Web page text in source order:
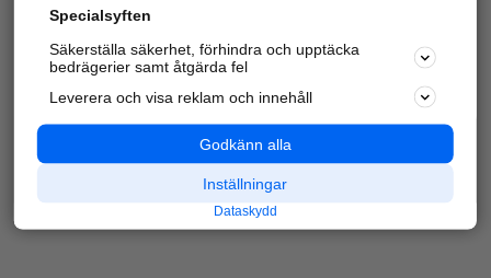
Specialsyften
Säkerställa säkerhet, förhindra och upptäcka
bedrägerier samt åtgärda fel
Leverera och visa reklam och innehåll
Godkänn alla
Inställningar
Dataskydd